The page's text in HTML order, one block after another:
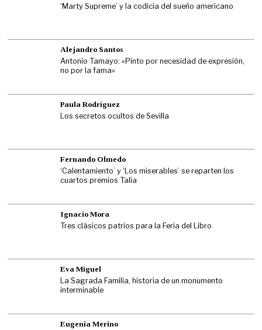
‘Marty Supreme’ y la codicia del sueño americano
Alejandro Santos
Antonio Tamayo: «Pinto por necesidad de expresión,
no por la fama»
Paula Rodríguez
Los secretos ocultos de Sevilla
Fernando Olmedo
‘Calentamiento’ y ‘Los miserables’ se reparten los
cuartos premios Talía
Ignacio Mora
Tres clásicos patrios para la Feria del Libro
Eva Miguel
La Sagrada Familia, historia de un monumento
interminable
Eugenia Merino